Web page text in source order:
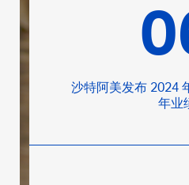
沙特阿美发布 2024
年业